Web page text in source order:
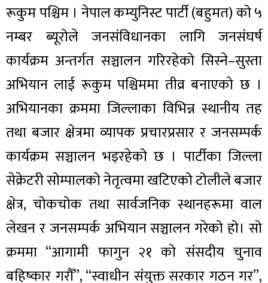
रूकुम पश्चिम । नेपाल कम्युनिस्ट पार्टी (बहुमत) को ५
नम्बर ब्यूरोले जनसंविधानका लागि जनसंघर्ष
कार्यक्रम अन्तर्गत सञ्चालन गरिरहेको सिस्ने–सुस्ता
अभियान लाई रूकुम पश्चिममा तीव्र बनाएको छ ।
अभियानका क्रममा जिल्लाका विभिन्न स्थानीय तह
तथा बजार क्षेत्रमा व्यापक प्रचारप्रसार र जनसम्पर्क
कार्यक्रम सञ्चालन भइरहेको छ । पार्टीका जिल्ला
सेक्रेटरी सोम्पालको नेतृत्वमा खटिएको टोलीले बजार
क्षेत्र, चोकचोक तथा सार्वजनिक स्थानहरूमा वाल
लेखन र जनसम्पर्क अभियान सञ्चालन गरेको हो। सो
क्रममा “आगामी फागुन २१ को संसदीय चुनाव
बहिष्कार गरौँ”, “स्वाधीन संयुक्त सरकार गठन गर”,